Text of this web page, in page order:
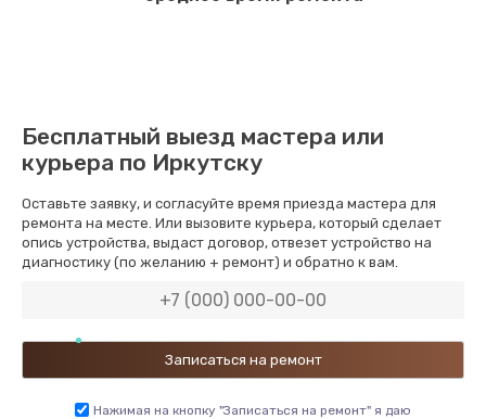
Бесплатный выезд мастера или
курьера по Иркутску
Оставьте заявку, и согласуйте время приезда мастера для
ремонта на месте. Или вызовите курьера, который сделает
опись устройства, выдаст договор, отвезет устройство на
диагностику (по желанию + ремонт) и обратно к вам.
Нажимая на кнопку "Записаться на ремонт" я даю